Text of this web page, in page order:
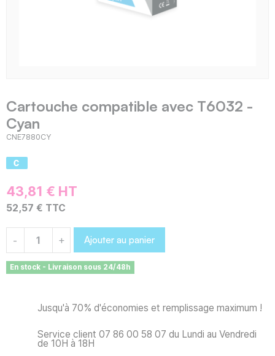
Cartouche compatible avec T6032 -
Cyan
CNE7880CY
43,81 € HT
52,57 € TTC
- + Ajouter au panier
En stock - Livraison sous 24/48h
Jusqu'à 70% d'économies et remplissage maximum !
Service client 07 86 00 58 07 du Lundi au Vendredi
de 10H à 18H